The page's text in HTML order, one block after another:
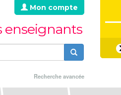
Mon compte
enseignants
Formulaire
de
Recherche avancée